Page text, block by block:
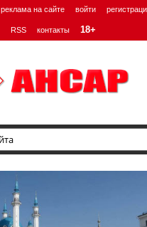
реклама на сайте войти
RSS контакты 18+